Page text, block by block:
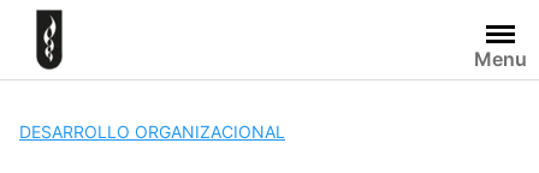
Skip
content
Menu
DESARROLLO ORGANIZACIONAL